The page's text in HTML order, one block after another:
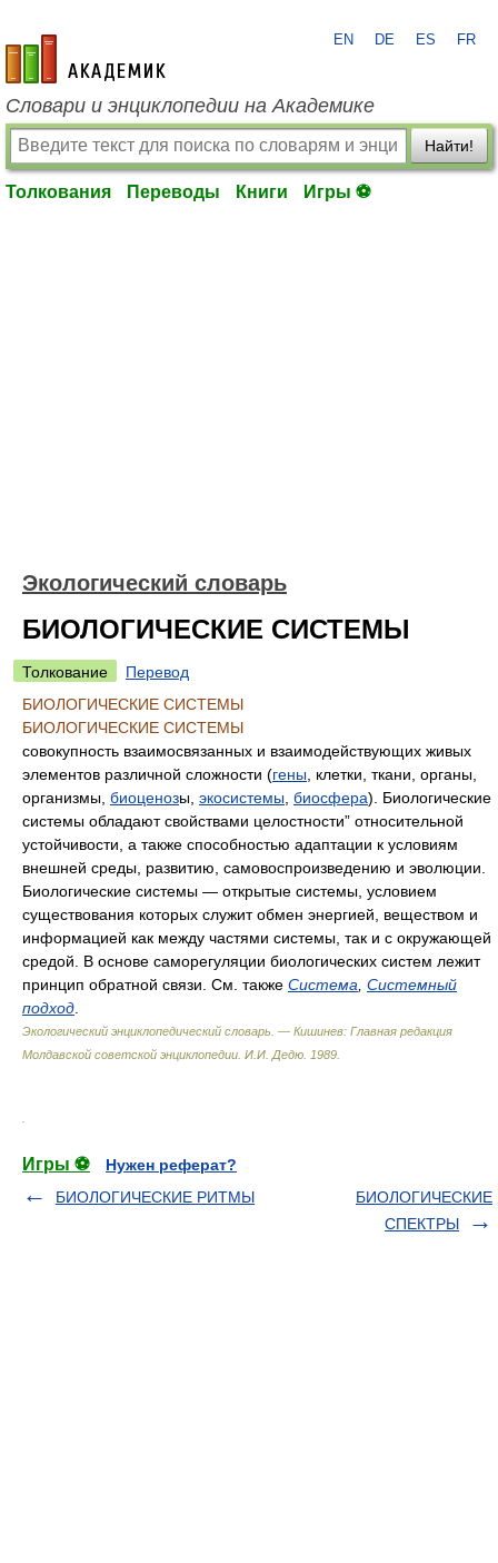
academic.ru
EN DE ES FR
Словари и энциклопедии на Академике
Найти!
Толкования Переводы Книги Игры ⚽
Экологический словарь
БИОЛОГИЧЕСКИЕ СИСТЕМЫ
Толкование
Перевод
БИОЛОГИЧЕСКИЕ СИСТЕМЫ
БИОЛОГИЧЕСКИЕ СИСТЕМЫ
совокупность взаимосвязанных и взаимодействующих живых
элементов различной сложности (гены , клетки, ткани, органы,
организмы, биоценозы, экосистемы биосфера). Биологические
системы обладают свойствами целостности” относительной
устойчивости, а также способностью адаптации к условиям
внешней среды, развитию, самовоспроизведению и эволюции.
Биологические системы — открытые системы, условием
существования которых служит обмен энергией, веществом и
информацией как между частями системы, так и с окружающей
средой. В основе саморегуляции биологических систем лежит
принцип обратной связи. См. также Система Системный
подход
Экологический энциклопедический словарь. — Кишинев: Главная редакция
Молдавской советской энциклопедии И.И. Дедю 1989
Игры ⚽
Нужен реферат?
БИОЛОГИЧЕСКИЕ РИТМЫ
БИОЛОГИЧЕСКИЕ
СПЕКТРЫ